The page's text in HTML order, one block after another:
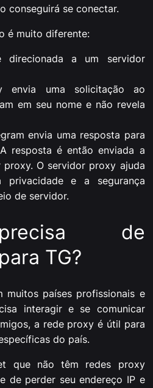
conseguirá se conectar.
é muito diferente:
direcionada a um servidor
envia uma solicitação ao
em seu nome e não revela
envia uma resposta para
resposta é então enviada a
O servidor proxy ajuda
e a segurança
de servidor.
de
TG?
muitos países profissionais e
interagir e se comunicar
a rede proxy é útil para
do país.
que não têm redes proxy
de perder seu endereço IP e